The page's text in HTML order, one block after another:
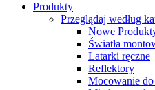
Produkty
Przeglądaj według
Nowe
Światła
Latarki ręczne
Reflektory
Mocowanie do